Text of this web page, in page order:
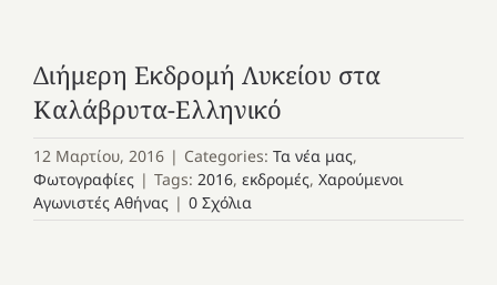
Διήμερη Εκδρομή Λυκείου στα
Καλάβρυτα-Ελληνικό
12 Μαρτίου, 2016 | Categories: Τα νέα μας,
Φωτογραφίες | Tags: 2016, εκδρομές, Χαρούμενοι
Αγωνιστές Αθήνας | 0 Σχόλια